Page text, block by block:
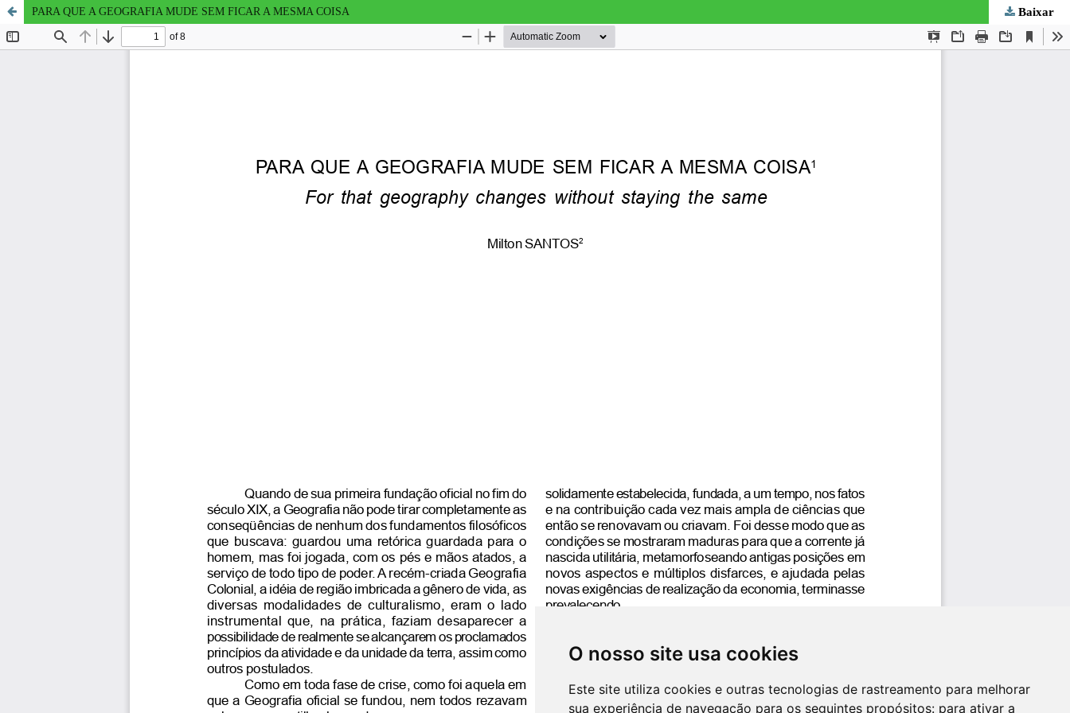
O nosso site usa cookies
Este site utiliza cookies e outras tecnologias de rastreamento para melhorar
sua experiência de navegação para os seguintes propósitos: para ativar a
PARA QUE A GEOGRAFIA MUDE SEM FICAR A MESMA COISA Baixar